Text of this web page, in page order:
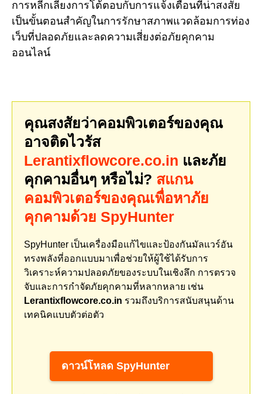
การหลีกเลี่ยงการโต้ตอบกับการแจ้งเตือนที่น่าสงสัย
เป็นขั้นตอนสำคัญในการรักษาสภาพแวดล้อมการท่อง
เว็บที่ปลอดภัยและลดความเสี่ยงต่อภัยคุกคาม
ออนไลน์
คุณสงสัยว่าคอมพิวเตอร์ของคุณ
อาจติดไวรัส
Lerantixflowcore.co.in และภัย
คุกคามอื่นๆ หรือไม่? สแกน
คอมพิวเตอร์ของคุณเพื่อหาภัย
คุกคามด้วย SpyHunter
SpyHunter เป็นเครื่องมือแก้ไขและป้องกันมัลแวร์อัน
ทรงพลังที่ออกแบบมาเพื่อช่วยให้ผู้ใช้ได้รับการ
วิเคราะห์ความปลอดภัยของระบบในเชิงลึก การตรวจ
จับและการกำจัดภัยคุกคามที่หลากหลาย เช่น
Lerantixflowcore.co.in รวมถึงบริการสนับสนุนด้าน
เทคนิคแบบตัวต่อตัว
ดาวน์โหลด SpyHunter